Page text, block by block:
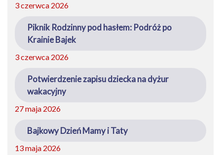
3 czerwca 2026
Piknik Rodzinny pod hasłem: Podróż po
Krainie Bajek
3 czerwca 2026
Potwierdzenie zapisu dziecka na dyżur
wakacyjny
27 maja 2026
Bajkowy Dzień Mamy i Taty
13 maja 2026